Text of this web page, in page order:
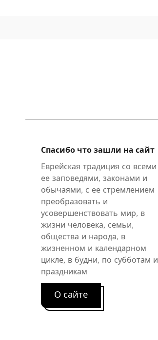
Спасибо что зашли на сайт
Еврейская традиция со всеми
ее заповедями, законами и
обычаями, с ее стремлением
преобразовать и
усовершенствовать мир, в
жизни человека, семьи,
общества и народа, в
жизненном и календарном
цикле, в будни, по субботам и
праздникам
О сайте